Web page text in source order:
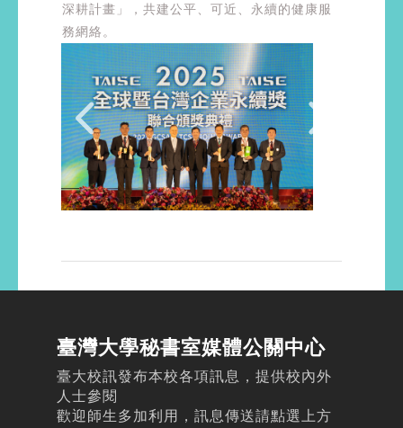
深耕計畫」，共建公平、可近、永續的健康服
務網絡。
臺灣大學秘書室媒體公關中心
臺大校訊發布本校各項訊息，提供校內外
人士參閱
歡迎師生多加利用，訊息傳送請點選上方